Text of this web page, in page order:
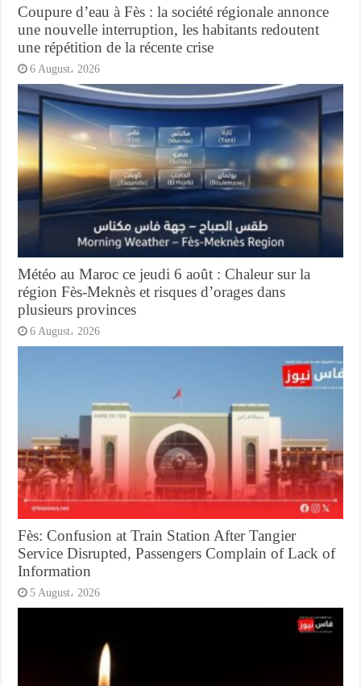
Coupure d’eau à Fès : la société régionale annonce
une nouvelle interruption, les habitants redoutent
une répétition de la récente crise
6 August، 2026
Météo au Maroc ce jeudi 6 août : Chaleur sur la
région Fès-Meknès et risques d’orages dans
plusieurs provinces
6 August، 2026
Fès: Confusion at Train Station After Tangier
Service Disrupted, Passengers Complain of Lack of
Information
5 August، 2026